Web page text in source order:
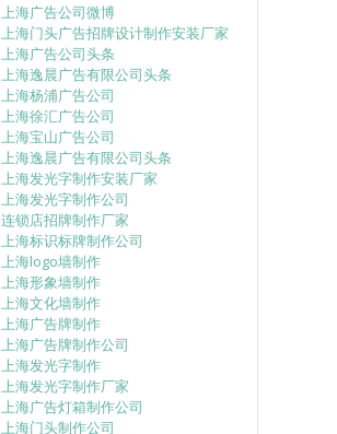
上海广告公司微博
上海门头广告招牌设计制作安装厂家
上海广告公司头条
上海逸晨广告有限公司头条
上海杨浦广告公司
上海徐汇广告公司
上海宝山广告公司
上海逸晨广告有限公司头条
上海发光字制作安装厂家
上海发光字制作公司
连锁店招牌制作厂家
上海标识标牌制作公司
上海logo墙制作
上海形象墙制作
上海文化墙制作
上海广告牌制作
上海广告牌制作公司
上海发光字制作
上海发光字制作厂家
上海广告灯箱制作公司
上海门头制作公司